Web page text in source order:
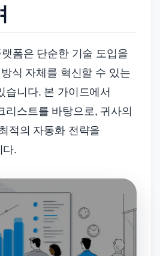
폼은 단순한 기술 도입을
식 자체를 혁신할 수 있는
습니다. 본 가이드에서
리스트를 바탕으로, 귀사의
적의 자동화 전략을
다.